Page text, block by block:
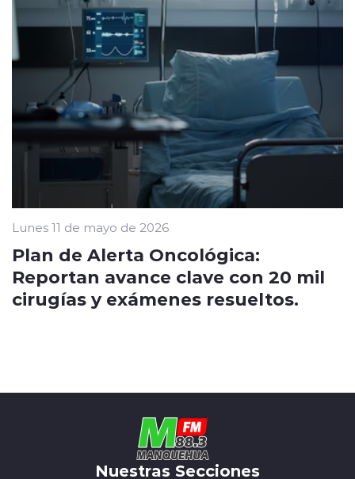
Lunes 11 de mayo de 2026
Plan de Alerta Oncológica:
Reportan avance clave con 20 mil
cirugías y exámenes resueltos.
Nuestras Secciones